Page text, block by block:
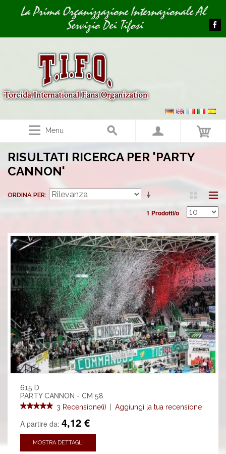
Image 01La Prima Organizzazione Internazionale Al
Servizio Dei Tifosi
Menu
RISULTATI RICERCA PER 'PARTY
CANNON'
ORDINA PER
1 Prodotti/o
615 D
PARTY CANNON - CM 58
3 Recensione(i)
Aggiungi la tua recensione
A partire da: 4,12 €
MOSTRA DETTAGLI